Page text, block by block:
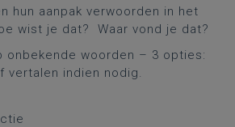
hun aanpak verwoorden in het
wist je dat? Waar vond je dat?
onbekende woorden – 3 opties:
vertalen indien nodig.